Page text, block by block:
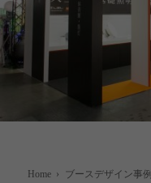
Home › ブースデザイン事例